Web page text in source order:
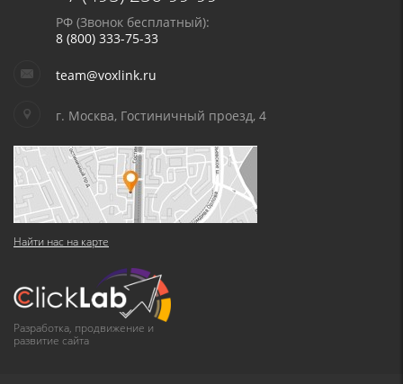
РФ (Звонок бесплатный):
8 (800) 333-75-33
team@voxlink.ru
г. Москва, Гостиничный проезд, 4
Найти нас на карте
Разработка, продвижение и
развитие сайта